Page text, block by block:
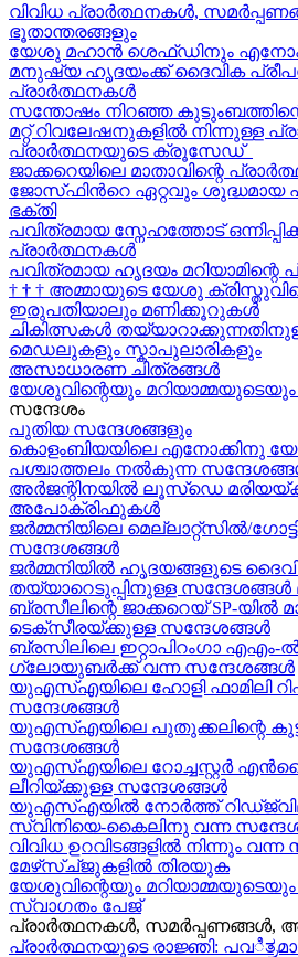
വിവിധ പ്രാർത്ഥനകൾ,
ഭൂതാന്തരങ്ങളും
യേശു മഹാന്‍ ശെഫ്ഡിനും
മനുഷ്യ ഹൃദയംക്ക് ദൈവിക
പ്രാർത്ഥനകൾ
സന്തോഷം നിറഞ്ഞ
മറ്റ് റിവലേഷനുകളിൽ നിന്നുള്ള
പ്രാർത്ഥനയുടെ ക്രൂസേഡ്
ജാക്കറെയിലെ മാതാവിന്റെ
ജോസ്‌ഫിന്‍റെ ഏറ്റവും ശുദ്ധമായ
ഭക്തി
പവിത്രമായ സ്നേഹത്തോട്
പ്രാർത്ഥനകള്‍
പവിത്രമായ ഹൃദയം മറിയാമിന്റെ
† † † അമ്മായുടെ യേശു
ഇരുപതിയാലും മണിക്കൂറുകള്‍
ചികിത്സകൾ
മെഡലുകളും സ്കാപുലാരികളും
അസാധാരണ ചിത്രങ്ങൾ
യേശുവിന്റെയും
സന്ദേശം
പുതിയ സന്ദേശങ്ങളും
കൊളംബിയയിലെ എനോക്കിനു
പശ്ചാത്തലം നൽകുന്ന
അർജന്റിനയിൽ ലൂസ്ഡെ
അപോക്രിഫുകള്‍
ജർമ്മനിയിലെ മെല്ലാറ്റ്സിൽ/
സന്ദേശങ്ങൾ
ജർമ്മനിയിൽ ഹൃദയങ്ങളുടെ
തയ്യാറെടുപ്പിനുള്ള സന്ദേശങ്ങൾ
ബ്രസീലിന്റെ ജാക്കറെയ്‍ SP-യിൽ
ടെക്സീരയ്ക്കുള്ള സന്ദേശങ്ങള്‍
ബ്രസിലിലെ ഇറ്റാപിറംഗാ
ഗ്ലോയുബർക്ക് വന്ന സന്ദേശങ്ങൾ
യുഎസ്എയിലെ ഹോളി ഫാമിലി
സന്ദേശങ്ങൾ
യുഎസ്എയിലെ പുതുക്കലിന്റെ
സന്ദേശങ്ങള്‍
യുഎസ്എയിലെ റോച്ചസ്റ്റർ
ലീറിയ്ക്കുള്ള സന്ദേശങ്ങൾ
യുഎസ്എയിൽ നോർത്ത്
സ്വിനിയെ-കൈലിനു വന്ന
വിവിധ ഉറവിടങ്ങളിൽ നിന്നും
മേഴ്‍സ്ച്ജുകളിൽ തിരയുക
യേശുവിന്റെയും
സ്വാഗതം പേജ്
പ്രാർത്ഥനകൾ, സമർപ്പണങ്ങൾ,
പ്രാർത്ഥനയുടെ രാജ്ഞി: